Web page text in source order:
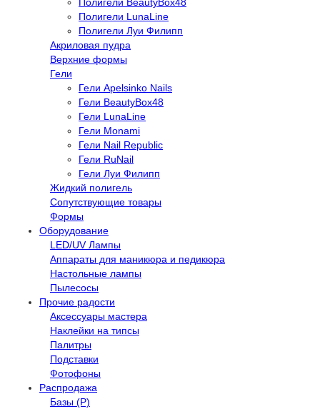
Полигели BeautyBox48
Полигели LunaLine
Полигели Луи Филипп
Акриловая пудра
Верхние формы
Гели
Гели Apelsinko Nails
Гели BeautyBox48
Гели LunaLine
Гели Monami
Гели Nail Republic
Гели RuNail
Гели Луи Филипп
Жидкий полигель
Сопутствующие товары
Формы
Оборудование
LED/UV Лампы
Аппараты для маникюра и педикюра
Настольные лампы
Пылесосы
Прочие радости
Аксессуары мастера
Наклейки на типсы
Палитры
Подставки
Фотофоны
Распродажа
Базы (Р)